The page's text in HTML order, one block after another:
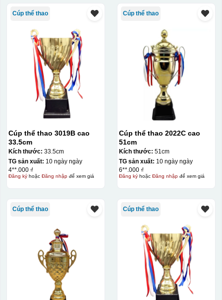
Cúp thể thao
Cúp thể thao 3019B cao
33.5cm
Kích thước: 33.5cm
TG sản xuất: 10 ngày ngày
4**.000 ₫
Đăng kýhoặc Đăng nhậpđể xem giá
Cúp thể thao
Cúp thể thao 2022C cao
51cm
Kích thước: 51cm
TG sản xuất: 10 ngày ngày
6**.000 ₫
Đăng kýhoặc Đăng nhậpđể xem giá
Cúp thể thao Cúp thể thao